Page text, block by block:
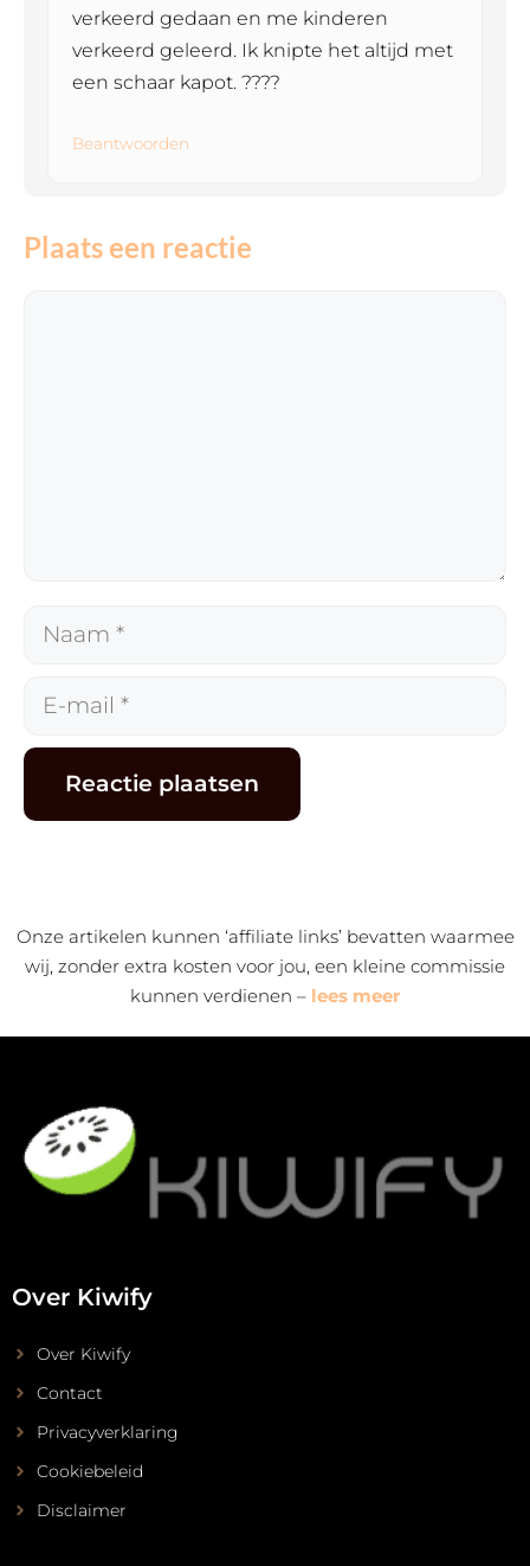
verkeerd gedaan en me kinderen
verkeerd geleerd. Ik knipte het altijd met
een schaar kapot. ????
Beantwoorden
Plaats een reactie
Naam
E-
Onze artikelen kunnen ‘affiliate links’ bevatten waarmee
wij, zonder extra kosten voor jou, een kleine commissie
kunnen verdienen – lees meer
Over Kiwify
Over Kiwify
Contact
Privacyverklaring
Cookiebeleid
Disclaimer